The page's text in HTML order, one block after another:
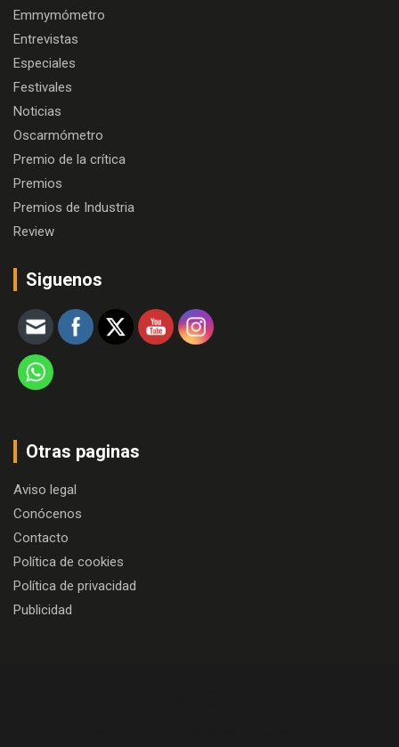
Emmymómetro
Entrevistas
Especiales
Festivales
Noticias
Oscarmómetro
Premio de la crítica
Premios
Premios de Industria
Review
Siguenos
Otras paginas
Aviso legal
Conócenos
Contacto
Política de cookies
Política de privacidad
Publicidad